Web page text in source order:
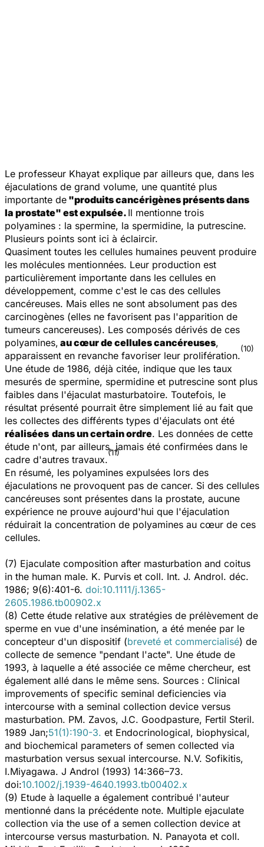
Le professeur Khayat explique par ailleurs que, dans les
éjaculations de grand volume, une quantité plus
importante de "produits cancérigènes présents dans
la prostate" est expulsée. Il mentionne trois
polyamines : la spermine, la spermidine, la putrescine.
Plusieurs points sont ici à éclaircir.
Quasiment toutes les cellules humaines peuvent produire
les molécules mentionnées. Leur production est
particulièrement importante dans les cellules en
développement, comme c'est le cas des cellules
cancéreuses. Mais elles ne sont absolument pas des
carcinogènes (elles ne favorisent pas l'apparition de
tumeurs cancereuses). Les composés dérivés de ces
polyamines, au cœur de cellules cancéreuses,
apparaissent en revanche favoriser leur prolifération.
(10)
Une étude de 1986, déjà citée, indique que les taux
mesurés de spermine, spermidine et putrescine sont plus
faibles dans l'éjaculat masturbatoire. Toutefois, le
résultat présenté pourrait être simplement lié au fait que
les collectes des différents types d'éjaculats ont été
réalisées dans un certain ordre. Les données de cette
étude n'ont, par ailleurs, jamais été confirmées dans le
cadre d'autres travaux.
(11)
En résumé, les polyamines expulsées lors des
éjaculations ne provoquent pas de cancer. Si des cellules
cancéreuses sont présentes dans la prostate, aucune
expérience ne prouve aujourd'hui que l'éjaculation
réduirait la concentration de polyamines au cœur de ces
cellules.
(7) Ejaculate composition after masturbation and coitus
in the human male. K. Purvis et coll. Int. J. Androl. déc.
1986; 9(6):401-6. doi:10.1111/j.1365-
2605.1986.tb00902.x
(8) Cette étude relative aux stratégies de prélèvement de
sperme en vue d'une insémination, a été menée par le
concepteur d'un dispositif (breveté et commercialisé) de
collecte de semence "pendant l'acte". Une étude de
1993, à laquelle a été associée ce même chercheur, est
également allé dans le même sens. Sources : Clinical
improvements of specific seminal deficiencies via
intercourse with a seminal collection device versus
masturbation. PM. Zavos, J.C. Goodpasture, Fertil Steril.
1989 Jan;51(1):190-3. et Endocrinological, biophysical,
and biochemical parameters of semen collected via
masturbation versus sexual intercourse. N.V. Sofikitis,
I.Miyagawa. J Androl (1993) 14:366–73.
doi:10.1002/j.1939-4640.1993.tb00402.x
(9) Etude à laquelle a également contribué l'auteur
mentionné dans la précédente note. Multiple ejaculate
collection via the use of a semen collection device at
intercourse versus masturbation. N. Panayota et coll.